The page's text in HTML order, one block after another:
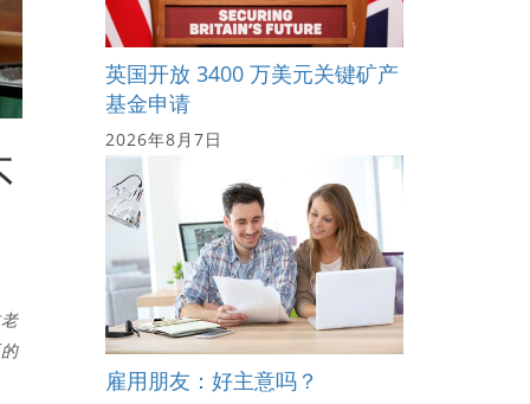
英国开放 3400 万美元关键矿产
基金申请
2026年8月7日
雇用朋友：好主意吗？